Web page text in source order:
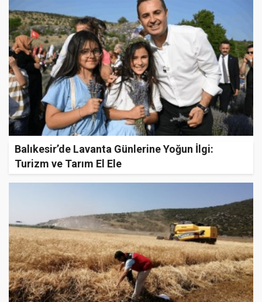
Balıkesir’de Lavanta Günlerine Yoğun İlgi:
Turizm ve Tarım El Ele